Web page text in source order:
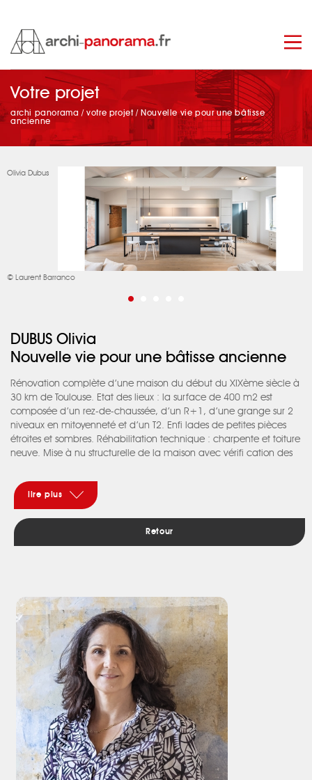
manage_search
Votre projet
archi panorama /votre projet / Nouvelle vie pour une bâtisse
ancienne
Olivia Dubus
© Laurent Barranco
DUBUS Olivia
Nouvelle vie pour une bâtisse ancienne
Rénovation complète d’une maison du début du XIXème siècle à
30 km de Toulouse. Etat des lieux : la surface de 400 m2 est
composée d’un rez-de-chaussée, d’un R+1, d’une grange sur 2
niveaux en mitoyenneté et d’un T2. Enfi lades de petites pièces
étroites et sombres. Réhabilitation technique : charpente et toiture
neuve. Mise à nu structurelle de la maison avec vérifi cation des
chauffant. Architecture d’intérieur / projet : L’ensemble de la
maison a été redistribué en travaillant sur une circulation simple, fl
uide et sur l’apport de la lumière grâce a de grandes baies
vitrées, des puits et conduits de lumière. Un des souhaits de mes
clients était d’avoir une grande pièce à vivre avec cuisine
l’intervention de différents artisans compétents. L’utilisation de
matériaux anciens (tomettes, parquet, portes …) ont permis de
conserver l’esprit de la maison dans cette réhabilitation
contemporaine.
lire plus
Retour